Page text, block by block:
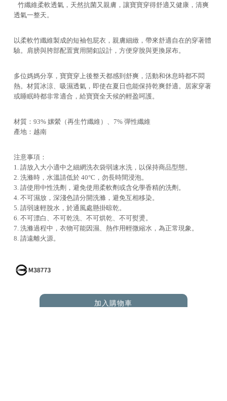
竹纖維柔軟透氣，天然抗菌又親膚，讓寶寶穿得舒適又健康，清爽
透氣一整天。
以柔軟竹纖維製成的短袖包屁衣，親膚細緻，帶來舒適自在的穿著體
驗。肩膀與胯部配置實用開釦設計，方便穿脫與更換尿布。
多位媽媽分享，寶寶穿上後整天都感到舒爽，活動和休息時都不悶
熱。材質冰涼、吸濕透氣，即使在夏日也能保持乾爽舒適。居家穿著
或睡眠時都非常適合，給寶寶全天候的輕盈呵護。
材質：93% 嫘縈（再生竹纖維）、7% 彈性纖維
產地：越南
注意事項：
1. 請放入大小適中之細網洗衣袋弱速水洗，以保持商品型態。
2. 洗滌時，水溫請低於 40°C，勿長時間浸泡。
3. 請使用中性洗劑，避免使用柔軟劑或含化學香精的洗劑。
4. 不可濕放，深淺色請分開洗滌，避免互相移染。
5. 請弱速輕脫水，於通風處懸掛晾乾。
6. 不可漂白、不可乾洗、不可烘乾、不可熨燙。
7. 洗滌過程中，衣物可能因濕、熱作用輕微縮水，為正常現象。
8. 請遠離火源。
加入購物車